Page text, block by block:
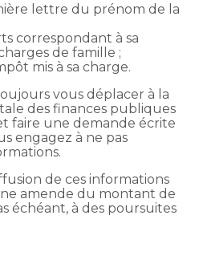
lettre du prénom de la
correspondant à sa
de famille ;
mis à sa charge.
vous déplacer à la
des finances publiques
faire une demande écrite
engagez à ne pas
de ces informations
amende du montant de
échéant, à des poursuites